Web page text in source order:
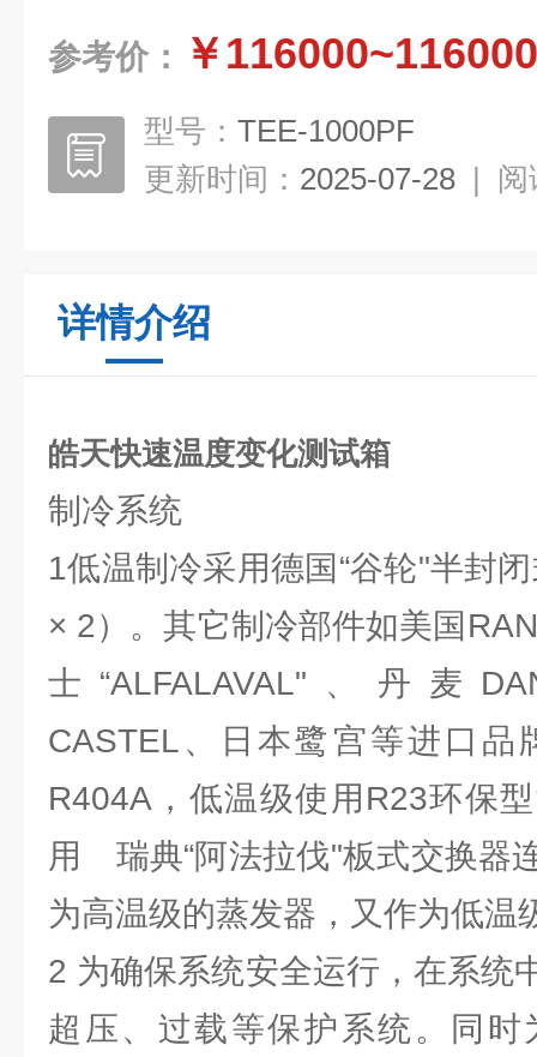
参考价： ￥116000~116000
型号： TEE-1000PF
更新时间： 2025-07-28 | 阅
详情介绍
皓天快速温度变化测试箱
制冷系统
1低温制冷采用德国“谷轮"半封
× 2）。其它制冷部件如美国
士“ALFALAVAL"、丹麦
CASTEL、日本鹭宫等进口品
R404A，低温级使用R23环保
用 瑞典“阿法拉伐"板式交换器
为高温级的蒸发器，又作为低温
2 为确保系统安全运行，在系统
超压、过载等保护系统。同